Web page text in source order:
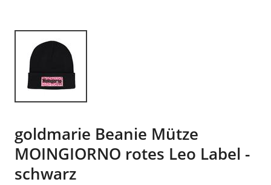
goldmarie Beanie Mütze
MOINGIORNO rotes Leo Label -
schwarz